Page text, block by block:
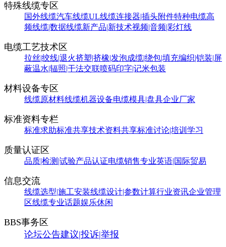
特殊线缆专区
国外线缆汽车线缆UL线缆连接器|插头附件特种电缆高
频线缆|数据线缆新产品|新技术视频|音频|彩灯线
电缆工艺技术区
拉丝|绞线|退火挤塑|挤橡|发泡成缆|绕包|填充编织|铠装|屏
蔽温水|辐照|干法交联喷码印字|记米包装
材料设备专区
线缆原材料线缆机器设备电缆模具|盘具企业厂家
标准资料专栏
标准求助标准共享技术资料共享标准讨论|培训学习
质量认证区
品质|检测|试验产品认证电缆销售专业英语|国际贸易
信息交流
线缆选型|施工安装线缆设计|参数计算行业资讯企业管理
区线缆专业话题娱乐休闲
BBS事务区
论坛公告建议|投诉|举报